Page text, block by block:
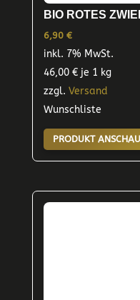
BIO ROTES
6,90 €
inkl. 7% MwSt.
46,00 €je 1 kg
zzgl. Versand
Wunschliste
PRODUKT